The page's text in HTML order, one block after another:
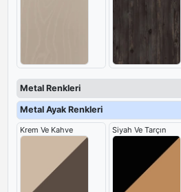
Metal Renkleri
Metal Ayak Renkleri
Krem Ve Kahve Siyah Ve Tarçın